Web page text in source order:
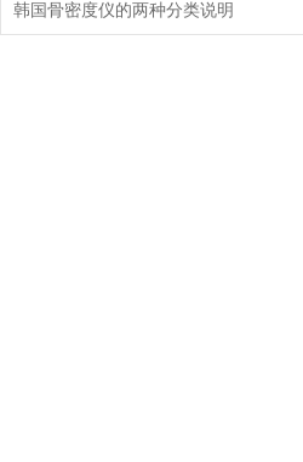
韩国骨密度仪的两种分类说明